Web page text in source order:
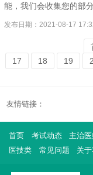
能，我们会收集您的部
息、互动交流或使用基
件、地理位置等个人信
您对这些信息的授权同
无法使用相关的特定功
（3）我们会将在境内
发布日期：2021-08-17
17
18 19
友情链接：
首页 考试动态 主治医
医技类
常见问题 关于